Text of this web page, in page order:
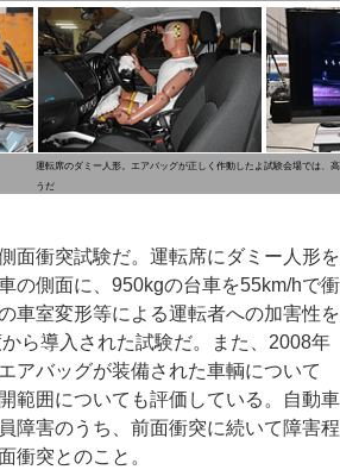
運転席のダミー人形。エアバッグが正しく作動したよ
うだ
試験会場では、
面衝突試験だ。運転席にダミー人形を
の側面に、950kgの台車を55km/hで衝
車室変形等による運転者への加害性を
ら導入された試験だ。また、2008年
アバッグが装備された車輌について
範囲についても評価している。自動車
障害のうち、前面衝突に続いて障害程
衝突とのこと。